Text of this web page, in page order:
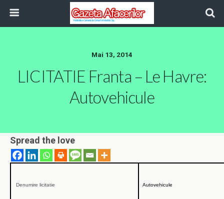
Mai 13, 2014
LICITATIE Franta – Le Havre:
Autovehicule
Spread the love
Denumire licitatie Autovehicule